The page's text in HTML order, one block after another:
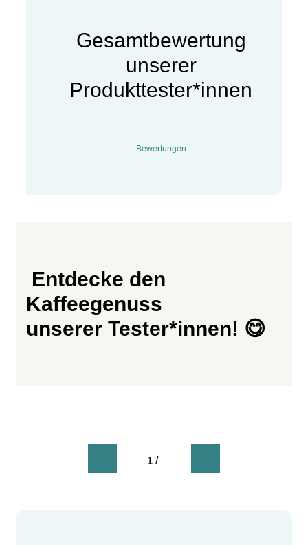
Gesamtbewertung
unserer
Produkttester*innen
Bewertungen
Entdecke den
Kaffeegenuss
unserer Tester*innen! 😋
1 /